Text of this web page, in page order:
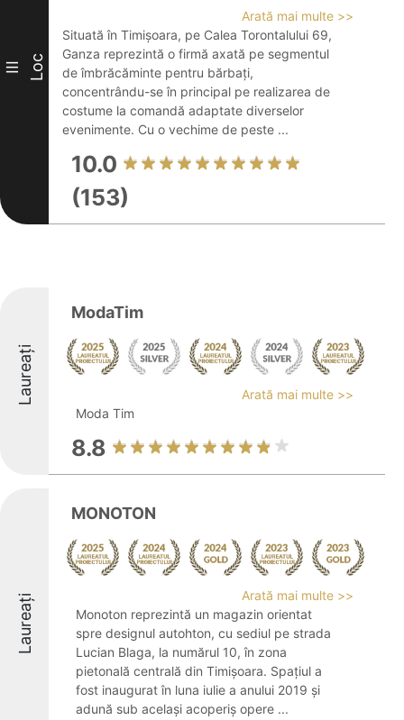
III Loc
Arată mai multe >>
Situată în Timișoara, pe Calea Torontalului 69,
Ganza reprezintă o firmă axată pe segmentul
de îmbrăcăminte pentru bărbați,
concentrându-se în principal pe realizarea de
costume la comandă adaptate diverselor
evenimente. Cu o vechime de peste ...
10.0
(153)
Laureați
ModaTim
Arată mai multe >>
Moda Tim
8.8
Laureați
MONOTON
Arată mai multe >>
Monoton reprezintă un magazin orientat
spre designul autohton, cu sediul pe strada
Lucian Blaga, la numărul 10, în zona
pietonală centrală din Timișoara. Spațiul a
fost inaugurat în luna iulie a anului 2019 și
adună sub același acoperiș opere ...